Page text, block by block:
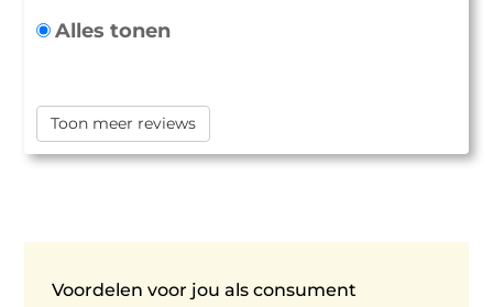
Alles tonen
Toon meer reviews
Voordelen voor jou als consument